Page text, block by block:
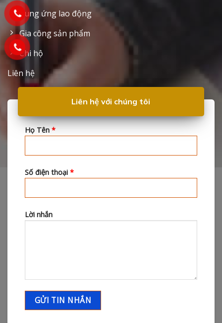
Cung ứng lao động
Gia công sản phẩm
Chi hộ
Liên hệ
Liên hệ với chúng tôi
Họ Tên *
Số điện thoại *
Lời nhắn